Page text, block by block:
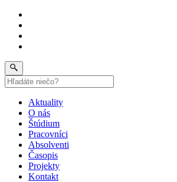
Aktuality
O nás
Štúdium
Pracovníci
Absolventi
Časopis
Projekty
Kontakt